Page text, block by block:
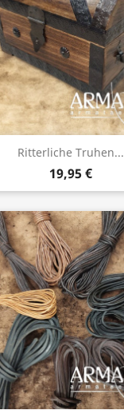
Ritterliche Truhen...
19,95 €